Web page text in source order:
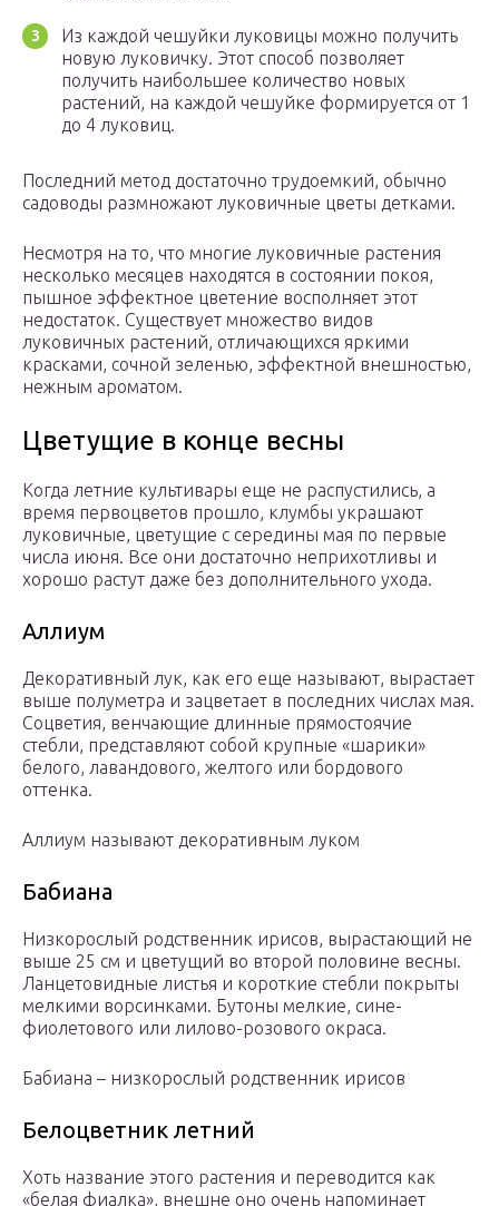
Из каждой чешуйки луковицы можно получить
новую луковичку. Этот способ позволяет
получить наибольшее количество новых
растений, на каждой чешуйке формируется от 1
до 4 луковиц.
Последний метод достаточно трудоемкий, обычно
садоводы размножают луковичные цветы детками.
Несмотря на то, что многие луковичные растения
несколько месяцев находятся в состоянии покоя,
пышное эффектное цветение восполняет этот
недостаток. Существует множество видов
луковичных растений, отличающихся яркими
красками, сочной зеленью, эффектной внешностью,
нежным ароматом.
Цветущие в конце весны
Когда летние культивары еще не распустились, а
время первоцветов прошло, клумбы украшают
луковичные, цветущие с середины мая по первые
числа июня. Все они достаточно неприхотливы и
хорошо растут даже без дополнительного ухода.
Аллиум
Декоративный лук, как его еще называют, вырастает
выше полуметра и зацветает в последних числах мая.
Соцветия, венчающие длинные прямостоячие
стебли, представляют собой крупные «шарики»
белого, лавандового, желтого или бордового
оттенка.
Аллиум называют декоративным луком
Бабиана
Низкорослый родственник ирисов, вырастающий не
выше 25 см и цветущий во второй половине весны.
Ланцетовидные листья и короткие стебли покрыты
мелкими ворсинками. Бутоны мелкие, сине-
фиолетового или лилово-розового окраса.
Бабиана – низкорослый родственник ирисов
Белоцветник летний
Хоть название этого растения и переводится как
«белая фиалка», внешне оно очень напоминает